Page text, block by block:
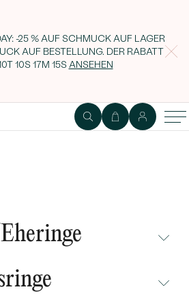
-25 % AUF SCHMUCK AUF LAGER
AUF BESTELLUNG. DER RABATT
10S 17M 14S ANSEHEN
Diamanten Azura